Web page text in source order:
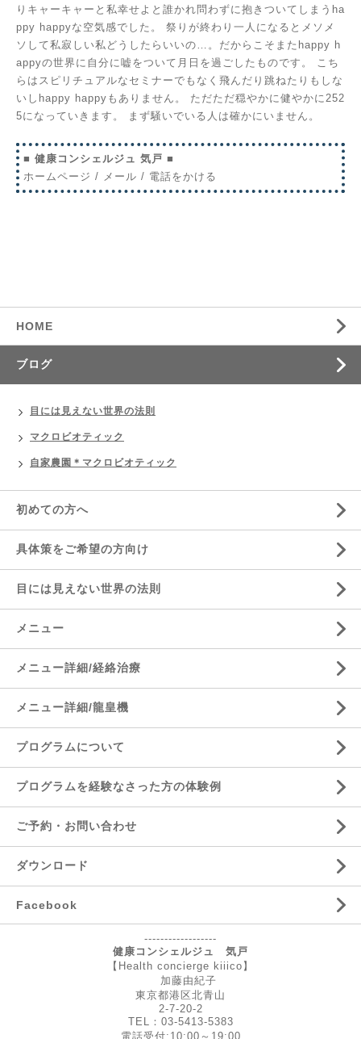
りキャーキャーと私幸せよと誰かれ問わずに抱きついてしまうha
ppy happyな空気感でした。 祭りが終わり一人になるとメソメ
ソして私寂しい私どうしたらいいの…。だからこそまたhappy h
appyの世界に自分に嘘をついて月日を過ごしたものです。
こち
らはスピリチュアルなセミナーでもなく飛んだり跳ねたりもしな
いしhappy happyもありません。 ただただ穏やかに健やかに252
5になっていきます。
まず騒いでいる人は確かにいません。
■ 健康コンシェルジュ 気戸 ■
ホームページ / メール / 電話をかける
HOME
ブログ
目には見えない世界の法則
マクロビオティック
自家農園＊マクロビオティック
初めての方へ
具体策をご希望の方向け
目には見えない世界の法則
メニュー
メニュー詳細/経絡治療
メニュー詳細/龍皇機
プログラムについて
プログラムを経験なさった方の体験例
ご予約・お問い合わせ
ダウンロード
Facebook
------------------
健康コンシェルジュ 気戸
【Health concierge kiiico】
加藤由紀子
東京都港区北青山
2-7-20-2
TEL：03-5413-5383
電話受付:10:00～19:00